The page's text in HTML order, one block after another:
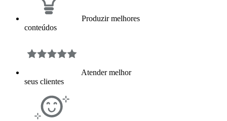
Produzir melhores
conteúdos
Atender melhor
seus clientes